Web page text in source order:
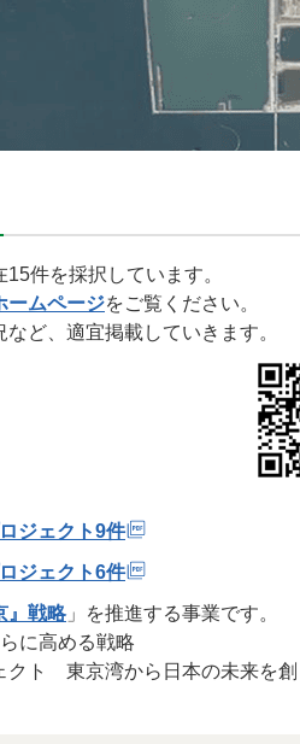
件を採択しています。
ームページをご覧ください。
ど、適宜掲載していきます。
ジェクト9件
ジェクト6件
』戦略」を推進する事業です。
に高める戦略
クト 東京湾から日本の未来を創